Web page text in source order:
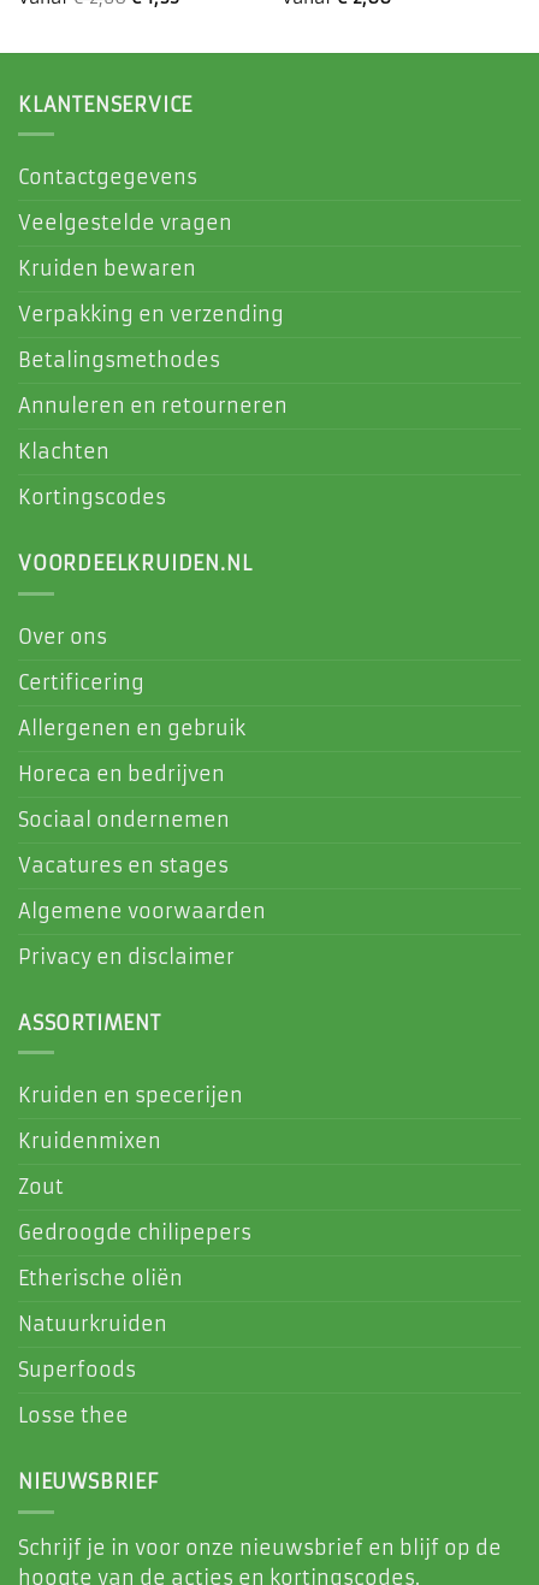
KLANTENSERVICE
Contactgegevens
Veelgestelde vragen
Kruiden bewaren
Verpakking en verzending
Betalingsmethodes
Annuleren en retourneren
Klachten
Kortingscodes
VOORDEELKRUIDEN.NL
Over ons
Certificering
Allergenen en gebruik
Horeca en bedrijven
Sociaal ondernemen
Vacatures en stages
Algemene voorwaarden
Privacy en disclaimer
ASSORTIMENT
Kruiden en specerijen
Kruidenmixen
Zout
Gedroogde chilipepers
Etherische oliën
Natuurkruiden
Superfoods
Losse thee
NIEUWSBRIEF
Schrijf je in voor onze nieuwsbrief en blijf op de
hoogte van de acties en kortingscodes.